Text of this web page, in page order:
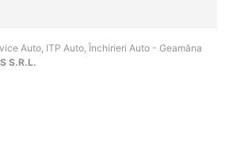
Auto, ITP Auto, Închirieri Auto - Geamăna
S.R.L.